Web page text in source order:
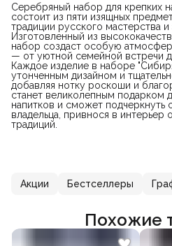
Серебряный набор для крепких
состоит из пяти изящных
традиции русского мастерства и
Изготовленный из
набор создаст особую
— от уютной семейной встречи
Каждое изделие в наборе
утонченным дизайном и
добавляя нотку роскоши и
станет великолепным подарком
напитков и сможет подчеркнуть
владельца, привнося в
традиций.
Акции Бестселлеры
Похожие